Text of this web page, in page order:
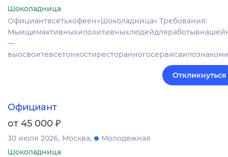
Шоколадница
Официантвсетькофеен«Шоколадница» Требования:
—
Откликнуться
Официант
от 45 000 ₽
30 июля 2026 Москва
Молодежная
Шоколадница